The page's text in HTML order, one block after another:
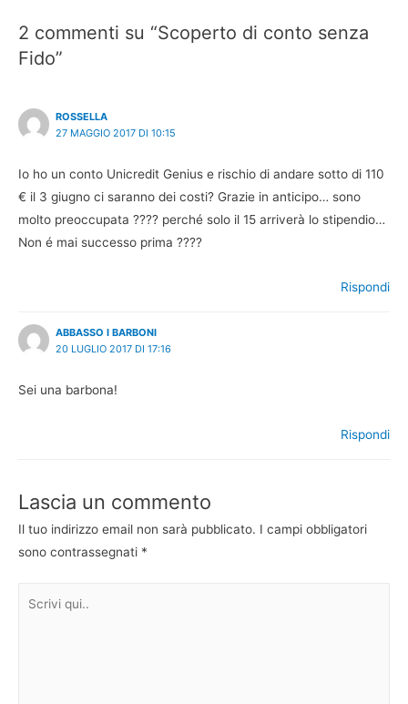
2 commenti su “Scoperto di conto senza
Fido”
ROSSELLA
27 MAGGIO 2017 DI 10:15
Io ho un conto Unicredit Genius e rischio di andare sotto di 110
€ il 3 giugno ci saranno dei costi? Grazie in anticipo… sono
molto preoccupata ???? perché solo il 15 arriverà lo stipendio…
Non é mai successo prima ????
Rispondi
ABBASSO I BARBONI
20 LUGLIO 2017 DI 17:16
Sei una barbona!
Rispondi
Lascia un commento
Il tuo indirizzo email non sarà pubblicato. I campi obbligatori
sono contrassegnati *